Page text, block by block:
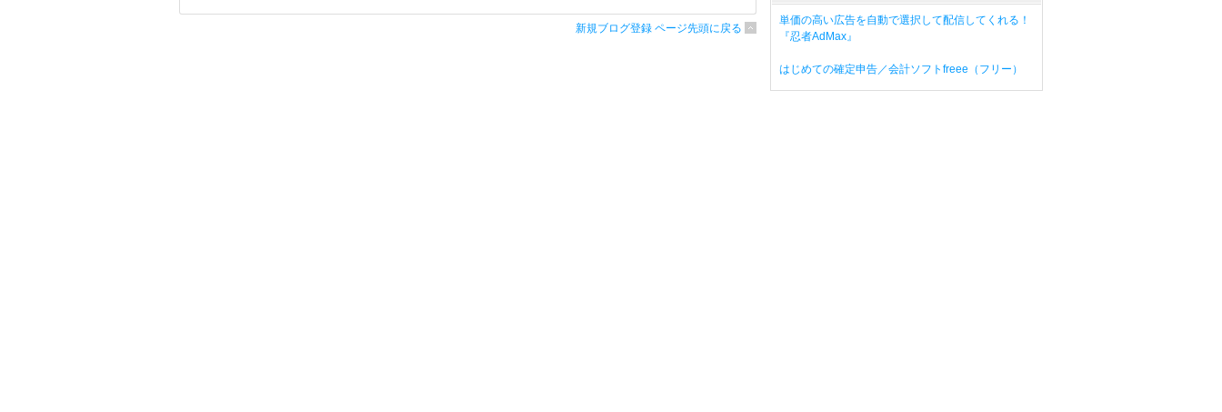
新規ブログ登録 ページ先頭に戻る
単価の高い広告を自動で選択して配信してくれる！
『忍者AdMax』
はじめての確定申告／会計ソフトfreee（フリー）